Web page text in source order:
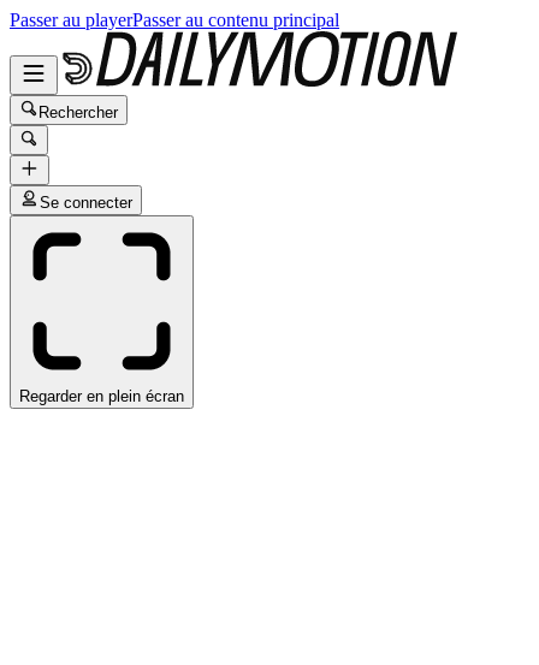
Passer au playerPasser au contenu principal
Rechercher
Se connecter
Regarder en plein écran